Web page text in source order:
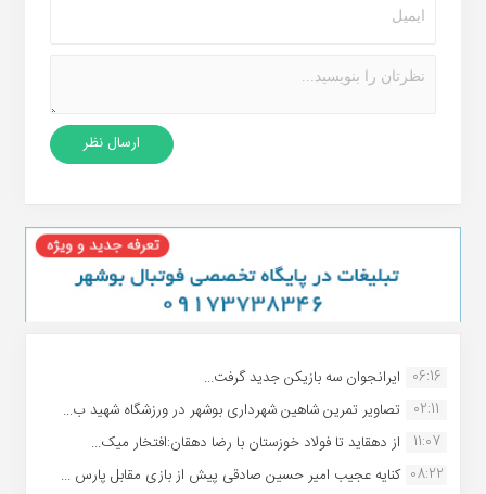
06:16 ایرانجوان سه بازیکن جدید گرفت...
02:11
تصاویر تمرین شاهین شهردارى بوشهر در ورزشگاه شهید ب...
11:07
از دهقاید تا فولاد خوزستان با رضا دهقان:افتخار میک...
08:22 کنایه عجیب امیر حسین صادقی پیش از بازی مقابل پارس ...